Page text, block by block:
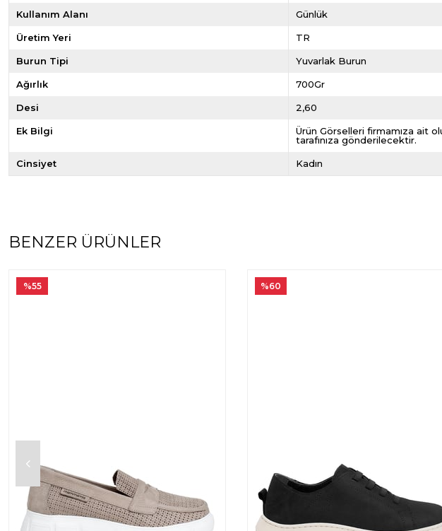
Kullanım Alanı Günlük
Üretim Yeri TR
Burun Tipi Yuvarlak Burun
Ağırlık 700Gr
Desi 2,60
Ek Bilgi
Ürün Görselleri firmamıza ait
tarafınıza gönderilecektir.
Cinsiyet Kadın
BENZER ÜRÜNLER
%55 %60